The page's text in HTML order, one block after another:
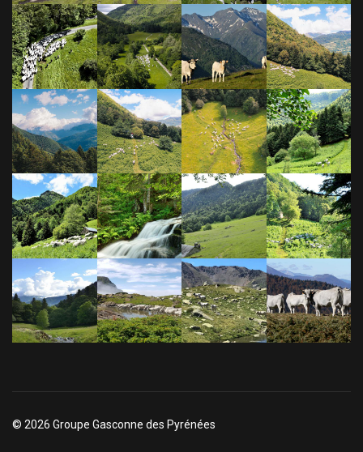
© 2026 Groupe Gasconne des Pyrénées